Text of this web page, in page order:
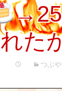
→25
れた
つぶや